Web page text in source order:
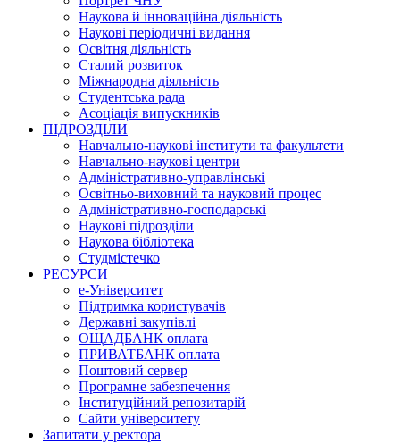
Наукова й інноваційна діяльність
Наукові періодичні видання
Освітня діяльність
Сталий розвиток
Міжнародна діяльність
Студентська рада
Асоціація випускників
ПІДРОЗДІЛИ
Навчально-наукові інститути та факультети
Навчально-наукові центри
Адміністративно-управлінські
Освітньо-виховний та науковий процес
Адміністративно-господарські
Наукові підрозділи
Наукова бібліотека
Студмістечко
РЕСУРСИ
е-Університет
Підтримка користувачів
Державні закупівлі
ОЩАДБАНК оплата
ПРИВАТБАНК оплата
Поштовий сервер
Програмне забезпечення
Інституційний репозитарій
Сайти університету
Запитати у ректора